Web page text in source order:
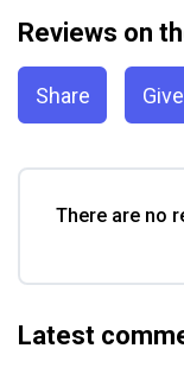
Reviews on
Share
There are no
Latest